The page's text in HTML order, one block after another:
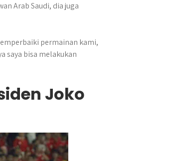
Arab Saudi, dia juga
permainan kami,
saya bisa melakukan
Joko